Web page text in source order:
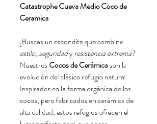
Catastrophe Cueva Medio Coco de
Ceramica
¿Buscas un escondite que combine
estilo, seguridadyresistencia extrema?
NuestrosCocos de Cerámicason la
evolución del clásico refugio natural.
Inspirados en la forma orgánica de los
cocos, pero fabricados en cerámica de
alta calidad, estos refugios ofrecen el